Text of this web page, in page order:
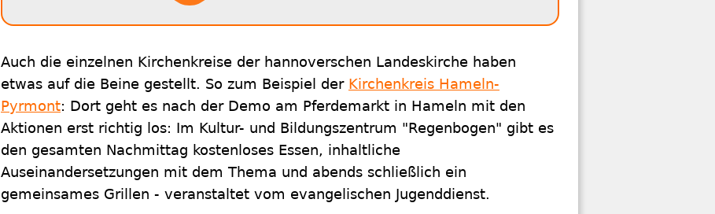
Auch die einzelnen Kirchenkreise der hannoverschen Landeskirche haben
etwas auf die Beine gestellt. So zum Beispiel der Kirchenkreis Hameln-
Pyrmont: Dort geht es nach der Demo am Pferdemarkt in Hameln mit den
Aktionen erst richtig los: Im Kultur- und Bildungszentrum "Regenbogen" gibt es
den gesamten Nachmittag kostenloses Essen, inhaltliche
Auseinandersetzungen mit dem Thema und abends schließlich ein
gemeinsames Grillen - veranstaltet vom evangelischen Jugenddienst.